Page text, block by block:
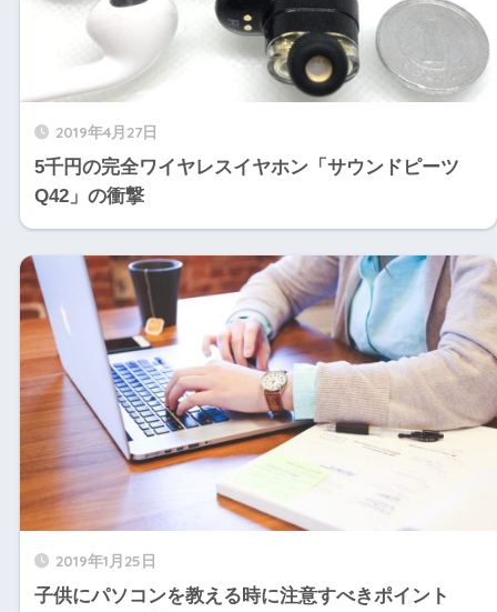
2019年4月27日
5千円の完全ワイヤレスイヤホン「サウンドピーツ
Q42」の衝撃
2019年1月25日
子供にパソコンを教える時に注意すべきポイント